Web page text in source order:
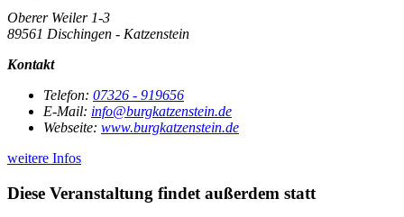
Oberer Weiler 1-3
89561 Dischingen - Katzenstein
Kontakt
Telefon: 07326 - 919656
E-Mail: info@burgkatzenstein.de
Webseite: www.burgkatzenstein.de
weitere Infos
Diese Veranstaltung findet außerdem statt